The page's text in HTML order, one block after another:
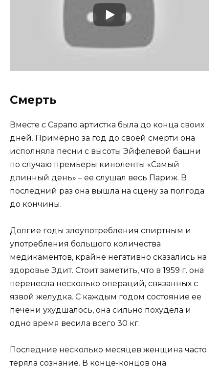
Смерть
Вместе с Сарапо артистка была до конца своих
дней. Примерно за год до своей смерти она
исполняла песни с высоты Эйфелевой башни
по случаю премьеры киноленты «Самый
длинный день» – ее слушал весь Париж. В
последний раз она вышла на сцену за полгода
до кончины.
Долгие годы злоупотребления спиртным и
употребления большого количества
медикаментов, крайне негативно сказались на
здоровье Эдит. Стоит заметить, что в 1959 г. она
перенесла несколько операций, связанных с
язвой желудка. С каждым годом состояние ее
печени ухудшалось, она сильно похудела и
одно время весила всего 30 кг.
Последние несколько месяцев женщина часто
теряла сознание. В конце-концов она